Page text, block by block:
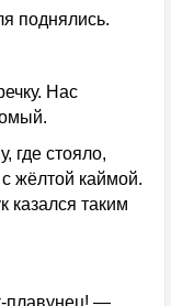
поднялись.
Нас
где стояло,
жёлтой каймой.
казался таким
плавунец! —